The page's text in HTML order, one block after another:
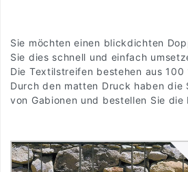
Sie möchten einen blickdichten
Sie dies schnell und einfach
Die Textilstreifen bestehen aus 100
Durch den matten Druck haben
von Gabionen und bestellen Sie